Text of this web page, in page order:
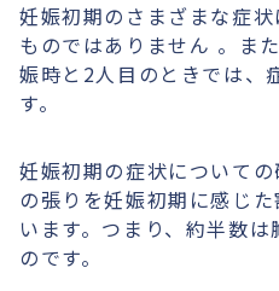
妊娠初期のさまざまな症
ものではありません 。ま
娠時と2人目のときでは、
す。
妊娠初期の症状についての
の張りを妊娠初期に感じ
います。つまり、約半数
のです。